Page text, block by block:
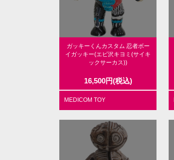
ガッキーくんカスタム 忍者ボー
イガッキー(エビ沢キヨミ(サイキ
ックサーカス))
16,500円(税込)
MEDICOM TOY